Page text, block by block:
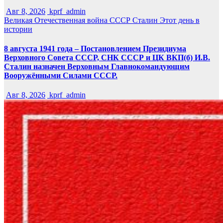
Авг 8, 2026 kprf_admin
Великая Отечественная война СССР Сталин Этот день в
истории
8 августа 1941 года – Постановлением Президиума
Верховного Совета СССР, СНК СССР и ЦК ВКП(б) И.В.
Сталин назначен Верховным Главнокомандующим
Вооружёнными Силами СССР.
Авг 8, 2026 kprf_admin